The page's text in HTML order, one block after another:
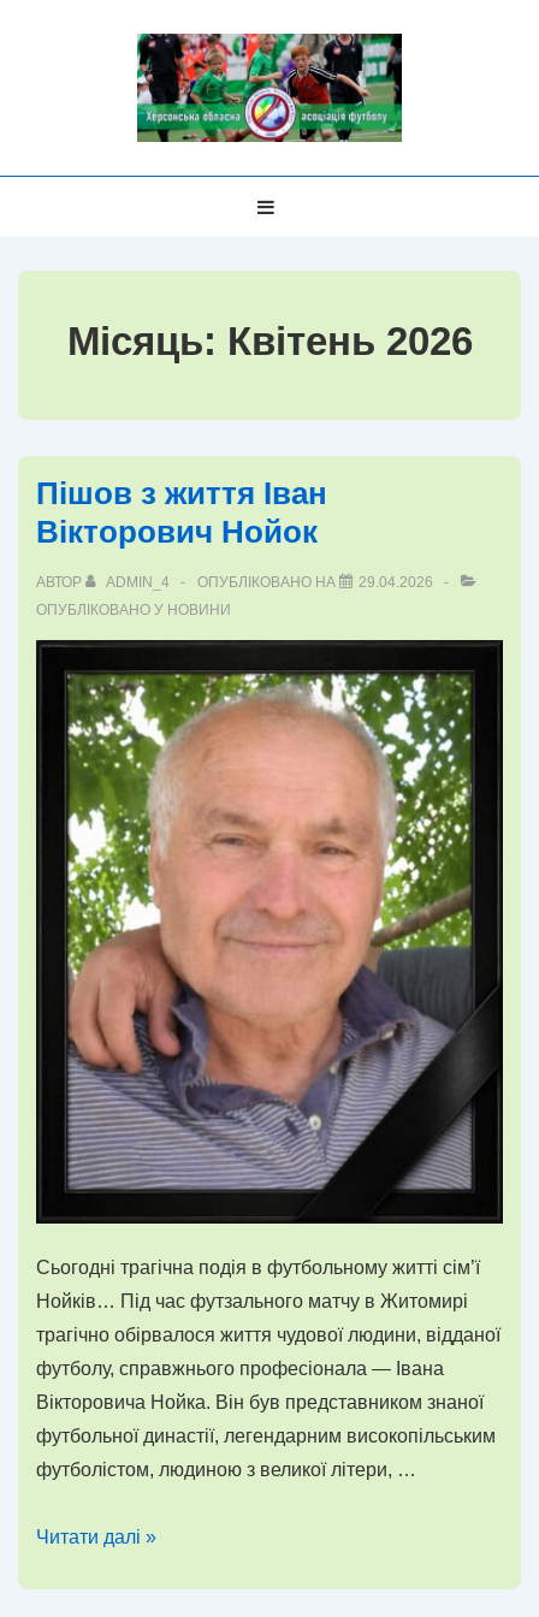
Місяць: Квітень 2026
Пішов з життя Іван
Вікторович Нойок
АВТОР ADMIN_4 ОПУБЛІКОВАНО НА
29.04.2026
ОПУБЛІКОВАНО У НОВИНИ
Сьогодні трагічна подія в футбольному житті сім’ї
Нойків… Під час футзального матчу в Житомирі
трагічно обірвалося життя чудової людини, відданої
футболу, справжнього професіонала — Івана
Вікторовича Нойка. Він був представником знаної
футбольної династії, легендарним високопільським
футболістом, людиною з великої літери, …
Пішов
Читати далі »